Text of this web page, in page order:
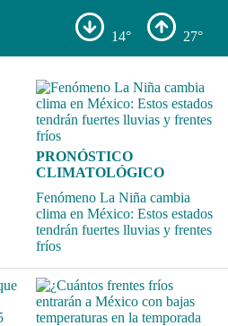
14° 27°
PRONÓSTICO
CLIMATOLÓGICO
Fenómeno La Niña cambia
clima en México: Estos estados
tendrán fuertes lluvias y frentes
fríos